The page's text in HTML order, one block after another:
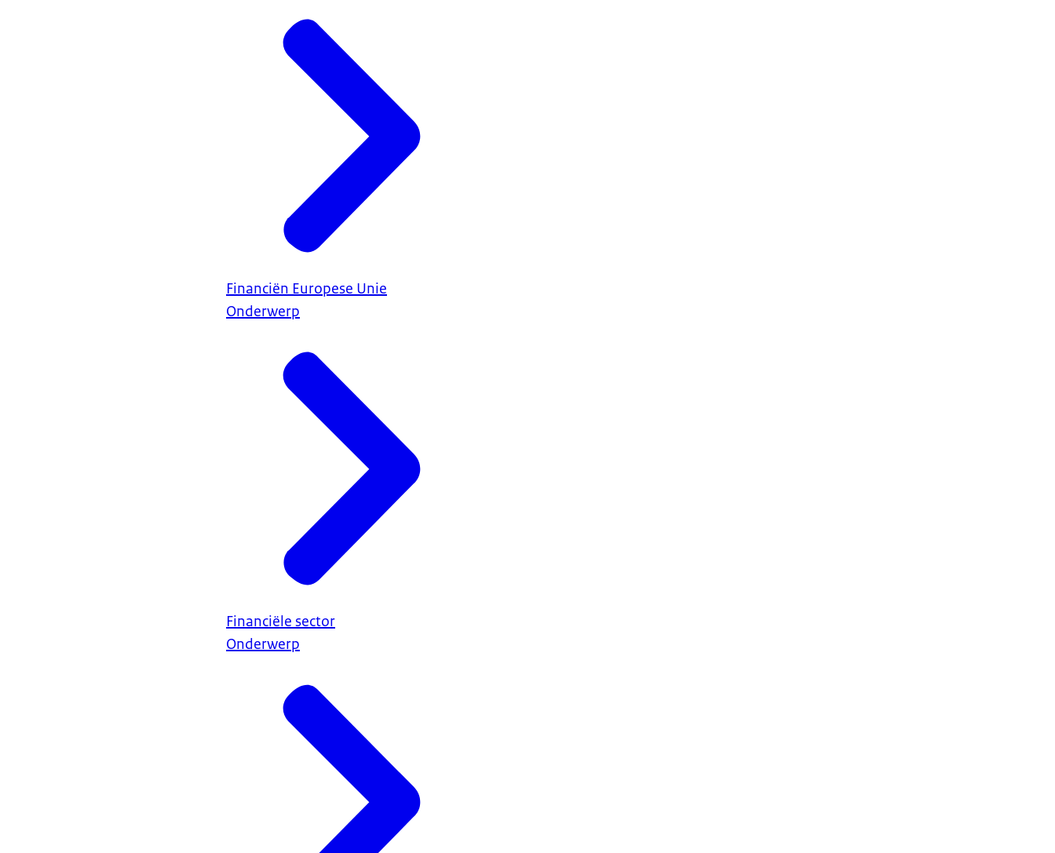
Financiën Europese Unie
Onderwerp
Financiële sector
Onderwerp